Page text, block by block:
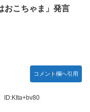
おこちゃま」発言
コメント欄へ引用
ID:KIta+bv80